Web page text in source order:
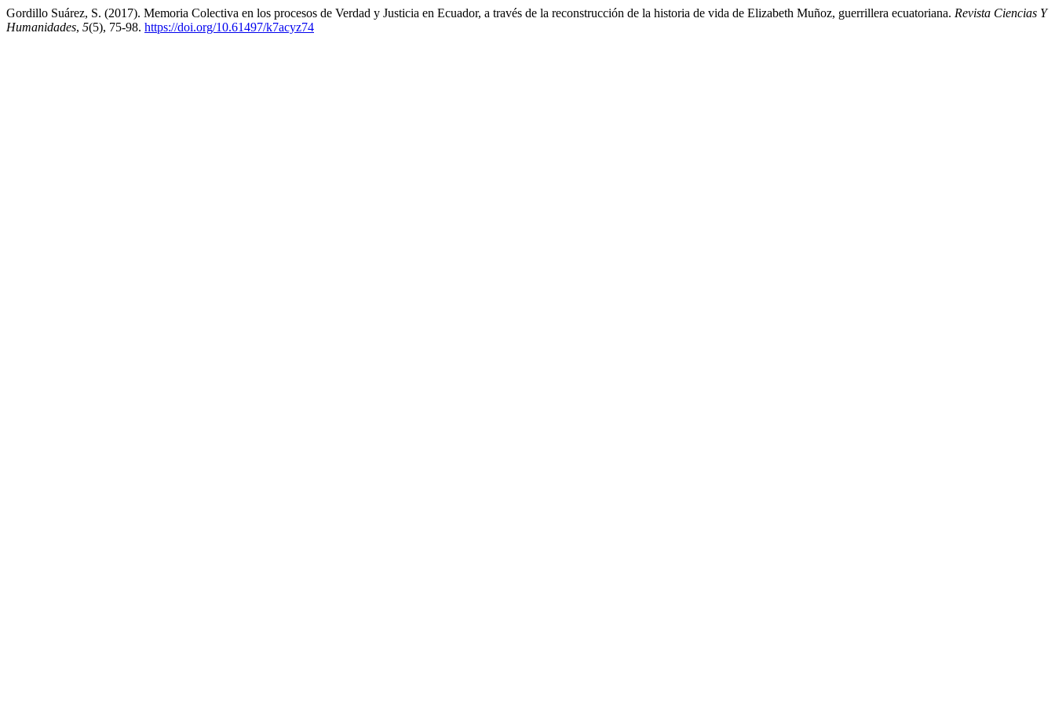
Gordillo Suárez, S. (2017). Memoria Colectiva en los procesos de Verdad y Justicia en Ecuador, a través de la reconstrucción de la historia de vida de Elizabeth Muñoz, guerrillera ecuatoriana. Revista Ciencias Y
Humanidades, 5(5), 75-98. https://doi.org/10.61497/k7acyz74